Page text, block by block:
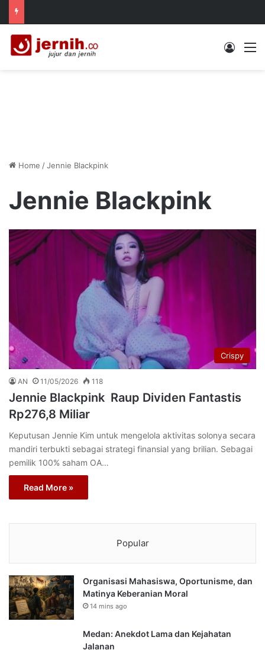
Log In
Home /Jennie Blackpink
Jennie Blackpink
Crispy
AN 11/05/2026 118
Jennie Blackpink Raup Dividen Fantastis
Rp276,8 Miliar
Keputusan Jennie Kim untuk mengelola aktivitas solonya secara
mandiri terbukti sebagai strategi finansial yang brilian. Sebagai
pemilik 100% saham OA…
Read More »
Popular
Organisasi Mahasiswa, Oportunisme, dan
Matinya Keberanian Moral
14 mins ago
Medan: Anekdot Lama dan Kejahatan
Jalanan